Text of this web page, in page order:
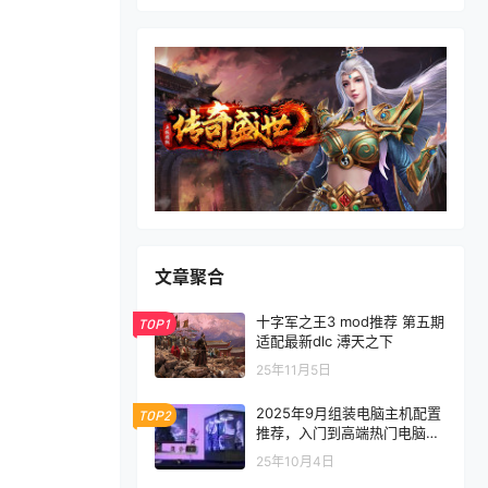
文章聚合
TOP1
十字军之王3 mod推荐 第五期
适配最新dlc 溥天之下
25年11月5日
TOP2
2025年9月组装电脑主机配置
推荐，入门到高端热门电脑配
置方案
25年10月4日